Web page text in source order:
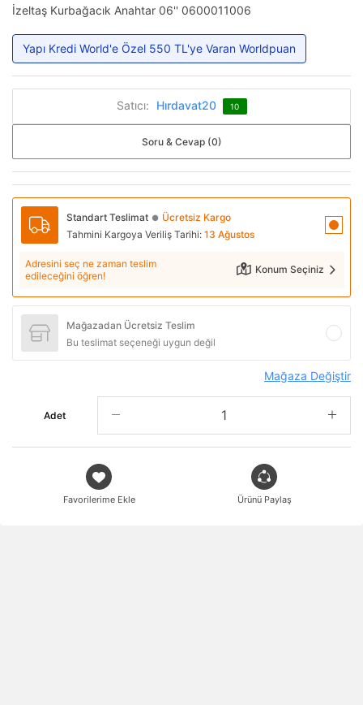
İzeltaş Kurbağacık Anahtar 06'' 0600011006
Yapı Kredi World'e Özel 550 TL'ye Varan Worldpuan
Satıcı: Hırdavat20 10
Soru & Cevap (0)
Standart Teslimat ● Ücretsiz Kargo
Tahmini Kargoya Veriliş Tarihi: 13 Ağustos
Adresini seç ne zaman teslim
edileceğini öğren!
Konum Seçiniz
Mağazadan Ücretsiz Teslim
Bu teslimat seçeneği uygun değil
Mağaza Değiştir
Adet
Favorilerime Ekle Ürünü Paylaş